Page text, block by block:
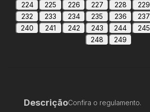
224
225 226 227 228 229
232
233 234 235 236 237
240
241 242 243 244 245
248
249
DescriçãoConfira o regulamento.